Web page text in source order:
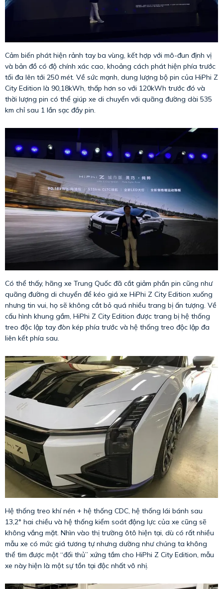
Cảm biến phát hiện rảnh tay ba vùng, kết hợp với mô-đun định vị
và bản đồ có độ chính xác cao, khoảng cách phát hiện phía trước
tối đa lên tới 250 mét. Về sức mạnh, dung lượng bộ pin của HiPhi Z
City Edition là 90,18kWh, thấp hơn so với 120kWh trước đó và
thời lượng pin có thể giúp xe di chuyển với quãng đường dài 535
km chỉ sau 1 lần sạc đầy pin.
Có thể thấy, hãng xe Trung Quốc đã cắt giảm phần pin cũng như
quãng đường di chuyển để kéo giá xe HiPhi Z City Edition xuống
nhưng tin vui, họ sẽ không cắt bỏ quá nhiều trang bị ấn tượng. Về
cấu hình khung gầm, HiPhi Z City Edition được trang bị hệ thống
treo độc lập tay đòn kép phía trước và hệ thống treo độc lập đa
liên kết phía sau.
Hệ thống treo khí nén + hệ thống CDC, hệ thống lái bánh sau
13,2° hai chiều và hệ thống kiểm soát động lực của xe cũng sẽ
không vắng mặt. Nhìn vào thị trường ôtô hiện tại, dù có rất nhiều
mẫu xe có mức giá tương tự nhưng dường như chúng ta không
thể tìm được một “đối thủ” xứng tầm cho HiPhi Z City Edition, mẫu
xe này hiện là một sự tồn tại độc nhất vô nhị.